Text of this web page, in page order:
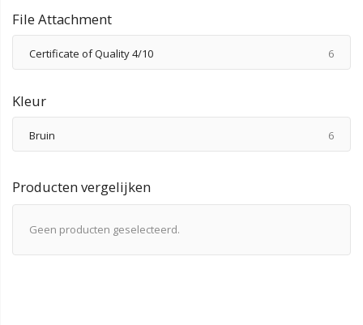
File Attachment
Certificate of Quality 4/10 6
Kleur
Bruin 6
Producten vergelijken
Geen producten geselecteerd.